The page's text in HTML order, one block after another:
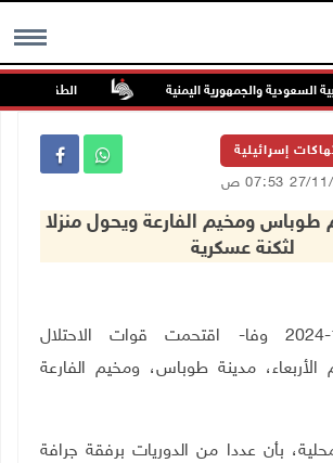
MENU والجمهورية اليمنية الطقس: أجواء
إسرائيلية
طوباس ومخيم الفارعة ويحول منزلا
لثكنة عسكرية
طوباس 27-11-2024 وفا- اقتحمت قوات الاحتلال
الأربعاء، مدينة طوباس، ومخيم الفارعة
بأن عددا من الدوريات برفقة جرافة